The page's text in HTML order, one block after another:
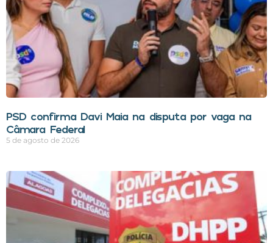
PSD confirma Davi Maia na disputa por vaga na
Câmara Federal
5 de agosto de 2026